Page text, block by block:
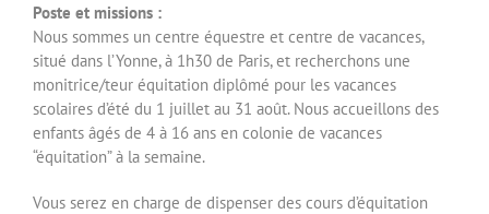
Poste et missions :
Nous sommes un centre équestre et centre de vacances,
situé dans l’Yonne, à 1h30 de Paris, et recherchons une
monitrice/teur équitation diplômé pour les vacances
scolaires d’été du 1 juillet au 31 août. Nous accueillons des
enfants âgés de 4 à 16 ans en colonie de vacances
“équitation” à la semaine.
Vous serez en charge de dispenser des cours d’équitation